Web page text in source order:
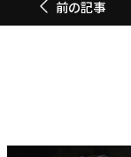
前の記事